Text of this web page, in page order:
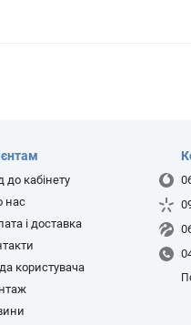
до кабінету
нас
і доставка
користувача